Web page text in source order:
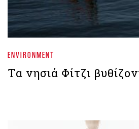
ENVIRONMENT
Τα νησιά Φίτζι